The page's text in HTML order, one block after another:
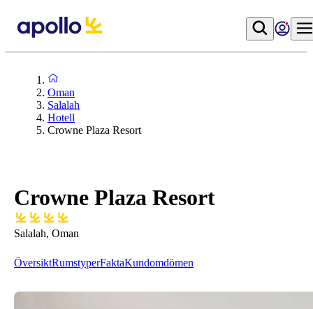
Oman
Salalah
Hotell
Crowne Plaza Resort
Crowne Plaza Resort
Salalah, Oman
ÖversiktRumstyperFaktaKundomdömen